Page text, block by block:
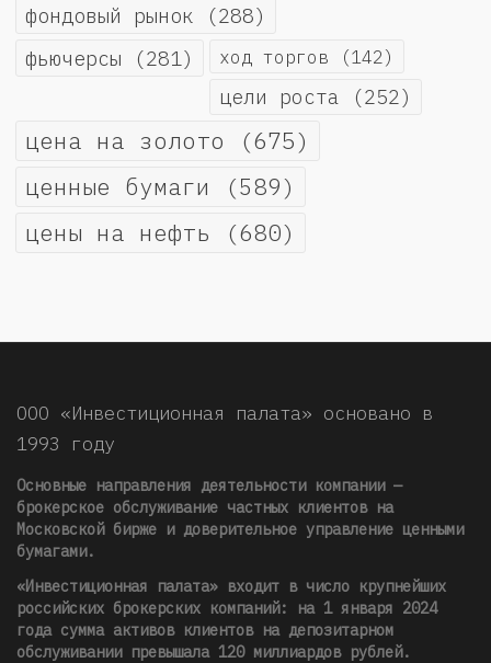
фондовый рынок (288)
фьючерсы (281) ход торгов (142)
цели роста (252)
цена на золото (675)
ценные бумаги (589)
цены на нефть (680)
ООО «Инвестиционная палата» основано в
1993 году
Основные направления деятельности компании —
брокерское обслуживание частных клиентов на
Московской бирже и доверительное управление ценными
бумагами.
«Инвестиционная палата» входит в число крупнейших
российских брокерских компаний: на 1 января 2024
года сумма активов клиентов на депозитарном
обслуживании превышала 120 миллиардов рублей.